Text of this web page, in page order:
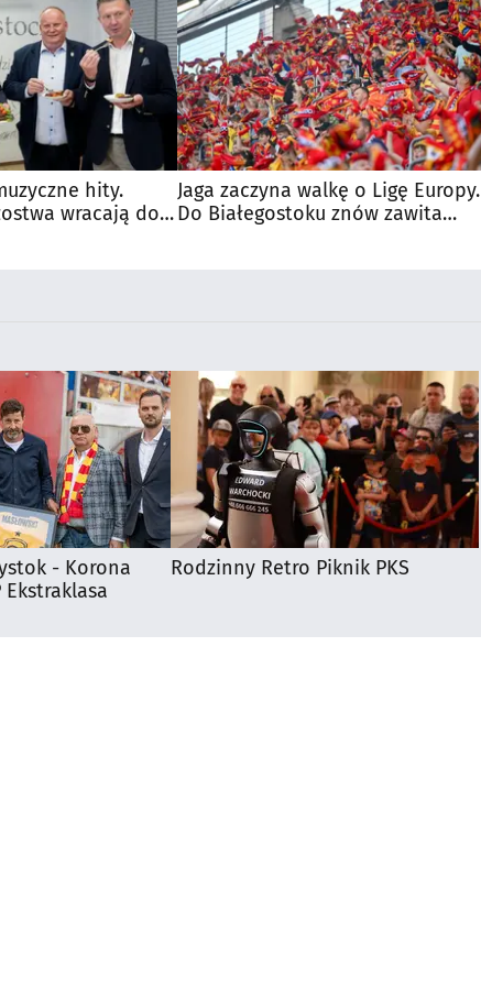
hity.
wracają do
Jaga zaczyna walkę o Ligę Europy.
Do Białegostoku znów zawita
- Korona
Ekstraklasa
Rodzinny Retro Piknik PKS